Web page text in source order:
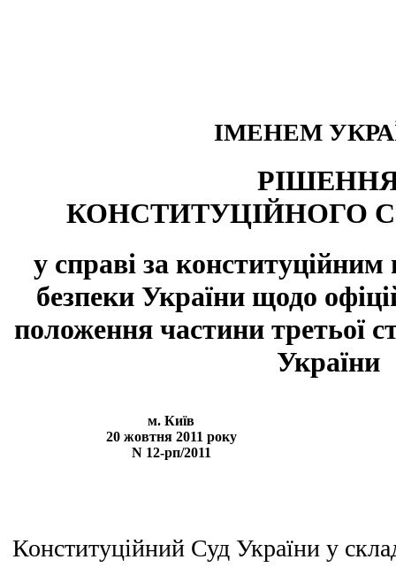
ІМЕНЕМ
КОНСТИТУЦІЙНОГО
у справі за
безпеки України щодо
положення частини третьої
України
м. Київ
20 жовтня 2011 року
N 12-рп/2011
Конституційний Суд України у